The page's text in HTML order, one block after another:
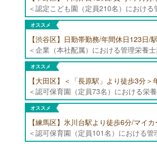
オススメ
オススメ
オススメ